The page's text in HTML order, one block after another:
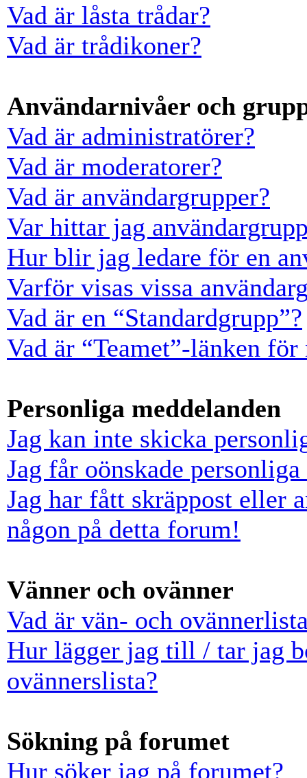
Vad är låsta trådar?
Vad är trådikoner?
Användarnivåer och
Vad är administratörer?
Vad är moderatorer?
Vad är användargrupper?
Var hittar jag
Hur blir jag ledare för en
Varför visas vissa
Vad är en “Standardgrupp”?
Vad är “Teamet”-länken för
Personliga meddelanden
Jag kan inte skicka
Jag får oönskade
Jag har fått skräppost eller
någon på detta forum!
Vänner och ovänner
Vad är vän- och
Hur lägger jag till / tar jag
ovännerslista?
Sökning på forumet
Hur söker jag på forumet?